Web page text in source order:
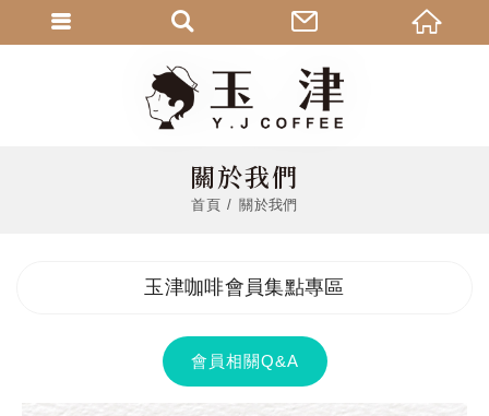
關於我們
首頁 關於我們
玉津咖啡會員集點專區
會員相關Q&A